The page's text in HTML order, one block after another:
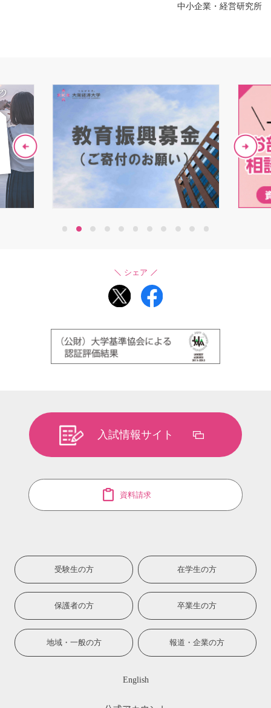
中小企業・経営研究所
2 4 5 7 9
シェア
入試情報サイト
資料請求
受験生の方 在学生の方
保護者の方 卒業生の方
地域・一般の方 報道・企業の方
English